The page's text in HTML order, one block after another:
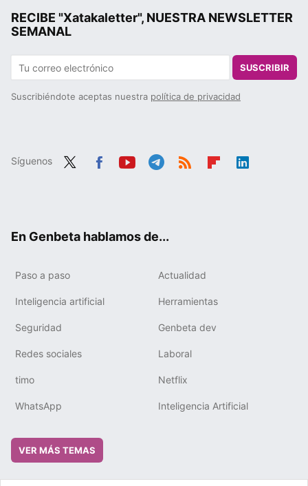
RECIBE "Xatakaletter", NUESTRA NEWSLETTER
SEMANAL
SUSCRIBIR
Suscribiéndote aceptas nuestra política de privacidad
Síguenos
En Genbeta hablamos de...
Paso a paso Actualidad
Inteligencia artificial Herramientas
Seguridad Genbeta dev
Redes sociales Laboral
timo Netflix
WhatsApp Inteligencia Artificial
VER MÁS TEMAS